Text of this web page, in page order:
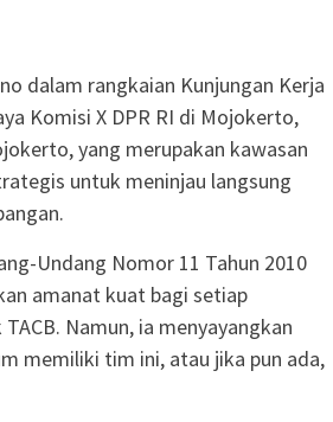
dalam rangkaian Kunjungan Kerja
Komisi X DPR RI di Mojokerto,
yang merupakan kawasan
untuk meninjau langsung
Undang Nomor 11 Tahun 2010
amanat kuat bagi setiap
Namun, ia menyayangkan
memiliki tim ini, atau jika pun ada,